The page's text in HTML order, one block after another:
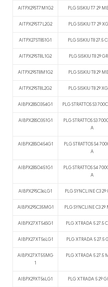
AITPX29ST7M1G2 PLG SISKIU T7 29
AITPX29ST7L2G2 PLG SISKIU T7 29
AITPX27ST8S1G1 PLG SISKIU T8 27.5
AITPX29ST8L1G2 PLG SISKIU T8 29
AITPX29ST8M1G2 PLG SISKIU T8 29
AITPX29ST8L2G2 PLG SISKIU T8 29
AIBPX28SO354G1 PLG STRATTOS S3
AIBPX28SO351G1
PLG STRATTOS S3
A
AIBPX28SO454G1
PLG STRATTOS S4
A
AIBPX28SO451G1
PLG STRATTOS S4
A
AIBPX29SC36LG1 PLG SYNCLINE C3 29
AIBPX29SC35MG1 PLG SYNCLINE C3 29
AIBPX27XT54SG1 PLG XTRADA 5 27.5
AIBPX27XT56LG1 PLG XTRADA 5 27.5
AIBPX27XT55MG
1
PLG XTRADA 5 27.5
AIBPX29XT56LG1 PLG XTRADA 5 29